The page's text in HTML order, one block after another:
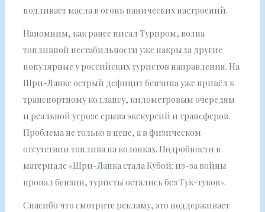
подливает масла в огонь панических настроений.
Напомним, как ранее писал Турпром, волна
топливной нестабильности уже накрыла другие
популярные у российских туристов направления. На
Шри-Ланке острый дефицит бензина уже привёл к
транспортному коллапсу, километровым очередям
и реальной угрозе срыва экскурсий и трансферов.
Проблема не только в цене, а в физическом
отсутствии топлива на колонках. Подробности в
материале «Шри-Ланка стала Кубой: из-за войны
пропал бензин, туристы остались без Тук-туков».
Спасибо что смотрите рекламу, это поддерживает